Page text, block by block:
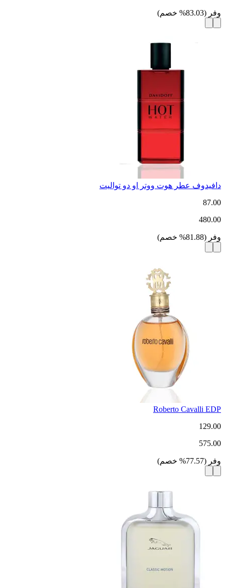
وفر (
83.03
% خصم)
دافيدوف عطر هوت ووتر او دو تواليت
87.00
480.00
وفر (
81.88
% خصم)
Roberto Cavalli EDP
129.00
575.00
وفر (
77.57
% خصم)